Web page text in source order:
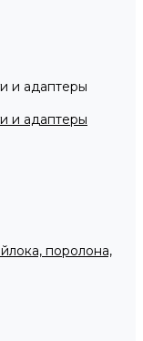
и адаптеры
и адаптеры
поролона,